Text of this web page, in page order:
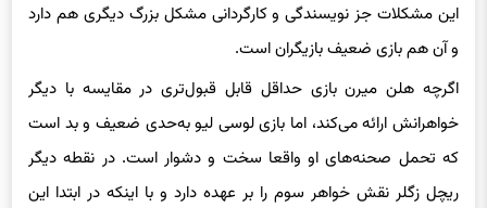
این مشکلات جز نویسندگی و کارگردانی مشکل بزرگ دیگری هم دارد
و آن هم بازی ضعیف بازیگران است.
اگرچه هلن میرن بازی حداقل قابل قبول‌تری در مقایسه با دیگر
خواهرانش ارائه می‌کند، اما بازی لوسی لیو به‌حدی ضعیف و بد است
که تحمل صحنه‌های او واقعا سخت و دشوار است. در نقطه دیگر
ریچل زگلر نقش خواهر سوم را بر عهده دارد و با اینکه در ابتدا این